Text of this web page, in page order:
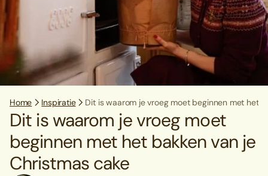
Home Inspiratie Dit is waarom je vroeg moet beginnen met het
Dit is waarom je vroeg moet
beginnen met het bakken van je
Christmas cake